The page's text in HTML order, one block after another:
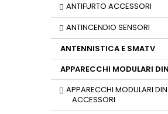
ANTIFURTO ACCESSORI
ANTINCENDIO SENSORI
ANTENNISTICA E SMATV
APPARECCHI MODULARI DIN
APPARECCHI MODULARI DIN
ACCESSORI